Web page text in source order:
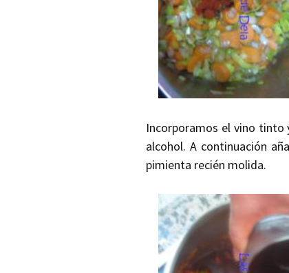
Incorporamos el vino tinto
alcohol. A continuación
pimienta recién molida.